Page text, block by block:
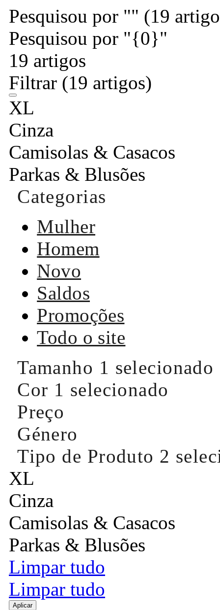
Pesquisou por "" (19
Pesquisou por "{0}"
19 artigos
Filtrar (19 artigos)
XL
Cinza
Camisolas & Casacos
Parkas & Blusões
Categorias
Mulher
Homem
Novo
Saldos
Promoções
Todo o site
Tamanho 1 selecionado
Cor 1 selecionado
Preço
Género
Tipo de Produto 2
XL
Cinza
Camisolas & Casacos
Parkas & Blusões
Limpar tudo
Limpar tudo
Aplicar